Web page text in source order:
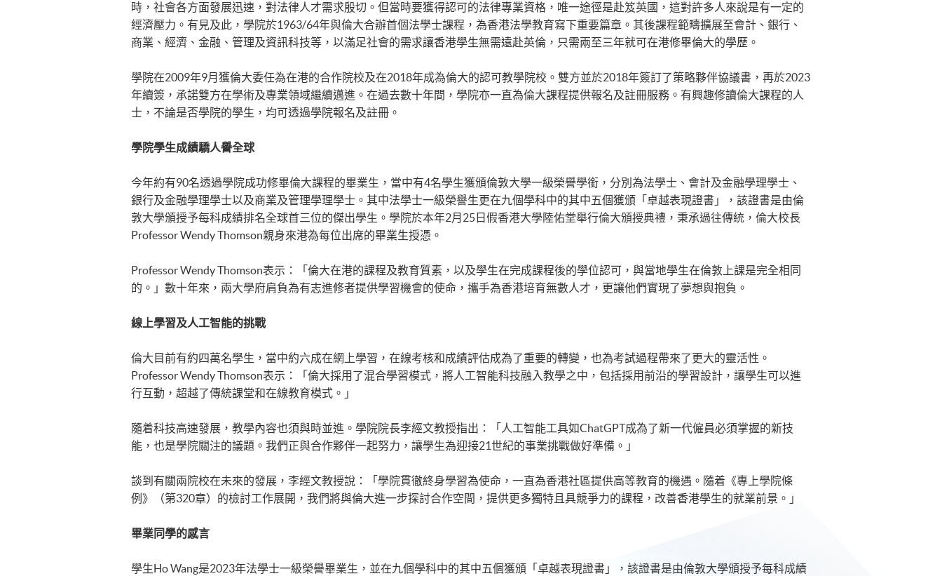
時，社會各方面發展迅速，對法律人才需求殷切。但當時要獲得認可的法律專業資格，唯一途徑是赴笈英國，這對許多人來說是有一定的
經濟壓力。有見及此，學院於1963/64年與倫大合辦首個法學士課程，為香港法學教育寫下重要篇章。其後課程範疇擴展至會計、銀行、
商業、經濟、金融、管理及資訊科技等，以滿足社會的需求讓香港學生無需遠赴英倫，只需兩至三年就可在港修畢倫大的學歷。
學院在2009年9月獲倫大委任為在港的合作院校及在2018年成為倫大的認可教學院校。雙方並於2018年簽訂了策略夥伴協議書，再於2023
年續簽，承諾雙方在學術及專業領域繼續邁進。在過去數十年間，學院亦一直為倫大課程提供報名及註冊服務。有興趣修讀倫大課程的人
士，不論是否學院的學生，均可透過學院報名及註冊。
學院學生成績驕人譽全球
今年約有90名透過學院成功修畢倫大課程的畢業生，當中有4名學生獲頒倫敦大學一級榮譽學銜，分別為法學士、會計及金融學理學士、
銀行及金融學理學士以及商業及管理學理學士。其中法學士一級榮譽生更在九個學科中的其中五個獲頒「卓越表現證書」，該證書是由倫
敦大學頒授予每科成績排名全球首三位的傑出學生。學院於本年2月25日假香港大學陸佑堂舉行倫大頒授典禮，秉承過往傳統，倫大校長
Professor Wendy Thomson親身來港為每位出席的畢業生授憑。
Professor Wendy Thomson表示：「倫大在港的課程及教育質素，以及學生在完成課程後的學位認可，與當地學生在倫敦上課是完全相同
的。」數十年來，兩大學府肩負為有志進修者提供學習機會的使命，攜手為香港培育無數人才，更讓他們實現了夢想與抱負。
線上學習及人工智能的挑戰
倫大目前有約四萬名學生，當中約六成在網上學習，在線考核和成績評估成為了重要的轉變，也為考試過程帶來了更大的靈活性。
Professor Wendy Thomson表示：「倫大採用了混合學習模式，將人工智能科技融入教學之中，包括採用前沿的學習設計，讓學生可以進
行互動，超越了傳統課堂和在線教育模式。」
隨着科技高速發展，教學內容也須與時並進。學院院長李經文教授指出：「人工智能工具如ChatGPT成為了新一代僱員必須掌握的新技
能，也是學院關注的議題。我們正與合作夥伴一起努力，讓學生為迎接21世紀的事業挑戰做好準備。」
談到有關兩院校在未來的發展，李經文教授說：「學院貫徹終身學習為使命，一直為香港社區提供高等教育的機遇。隨着《專上學院條
例》（第320章）的檢討工作展開，我們將與倫大進一步探討合作空間，提供更多獨特且具競爭力的課程，改善香港學生的就業前景。」
畢業同學的感言
學生Ho Wang是2023年法學士一級榮譽畢業生，並在九個學科中的其中五個獲頒「卓越表現證書」，該證書是由倫敦大學頒授予每科成績